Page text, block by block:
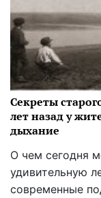
Секреты
лет назад у
дыхание
О чем сегодня
удивительную
современные